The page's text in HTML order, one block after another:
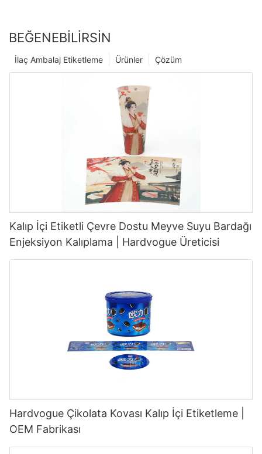
BEĞENEBILIRSIN
Çözüm
Ürünler
İlaç Ambalaj Etiketleme
Kalıp İçi Etiketli Çevre Dostu Meyve Suyu Bardağı
Enjeksiyon Kalıplama | Hardvogue Üreticisi
Hardvogue Çikolata Kovası Kalıp İçi Etiketleme |
OEM Fabrikası